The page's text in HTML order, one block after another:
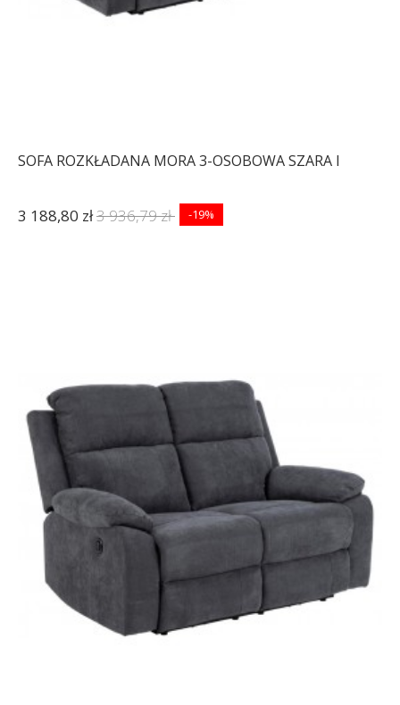
SOFA ROZKŁADANA MORA 3-OSOBOWA SZARA I
3 188,80 zł3 936,79 zł -19%